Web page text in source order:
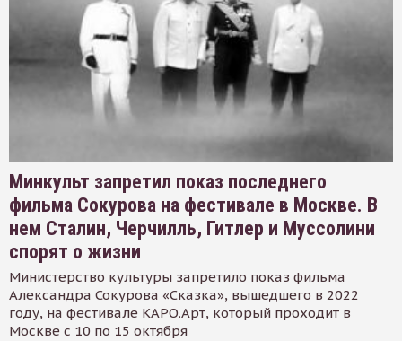
Минкульт запретил показ последнего
фильма Сокурова на фестивале в Москве. В
нем Сталин, Черчилль, Гитлер и Муссолини
спорят о жизни
Министерство культуры запретило показ фильма
Александра Сокурова «Сказка», вышедшего в 2022
году, на фестивале КАРО.Арт, который проходит в
Москве с 10 по 15 октября